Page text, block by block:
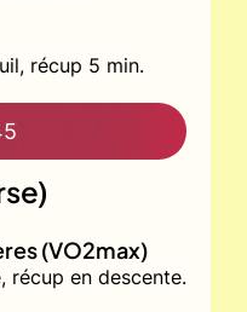
récup 5 min.
(VO2max)
récup en descente.